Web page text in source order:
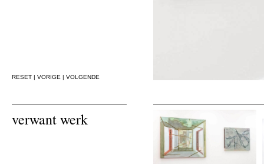
RESET | VORIGE | VOLGENDE
verwant werk